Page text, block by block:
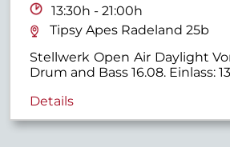
13:30h - 21:00h
Tipsy Apes Radeland 25b
Stellwerk Open Air Daylight
Drum and Bass 16.08. Einlass:
Details